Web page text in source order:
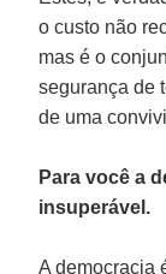
o custo não
mas é o
segurança de
de uma
Para você a
insuperável.
A democracia